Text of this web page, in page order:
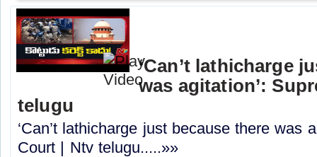
‘Can’t lathicharge
was agitation’:
telugu
‘Can’t lathicharge just because there was
Court | Ntv telugu.....»»